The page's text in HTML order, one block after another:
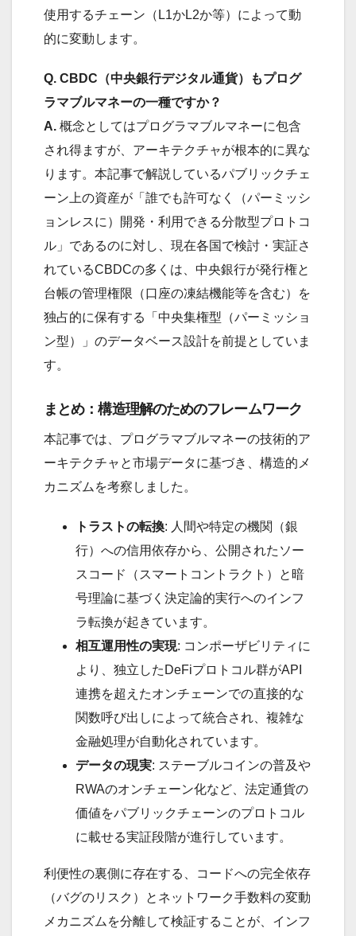
使用するチェーン（L1かL2か等）によって動
的に変動します。
Q. CBDC（中央銀行デジタル通貨）もプログ
ラマブルマネーの一種ですか？
A. 概念としてはプログラマブルマネーに包含
され得ますが、アーキテクチャが根本的に異な
ります。本記事で解説しているパブリックチェ
ーン上の資産が「誰でも許可なく（パーミッシ
ョンレスに）開発・利用できる分散型プロトコ
ル」であるのに対し、現在各国で検討・実証さ
れているCBDCの多くは、中央銀行が発行権と
台帳の管理権限（口座の凍結機能等を含む）を
独占的に保有する「中央集権型（パーミッショ
ン型）」のデータベース設計を前提としていま
す。
まとめ：構造理解のためのフレームワーク
本記事では、プログラマブルマネーの技術的ア
ーキテクチャと市場データに基づき、構造的メ
カニズムを考察しました。
トラストの転換: 人間や特定の機関（銀
行）への信用依存から、公開されたソー
スコード（スマートコントラクト）と暗
号理論に基づく決定論的実行へのインフ
ラ転換が起きています。
相互運用性の実現: コンポーザビリティに
より、独立したDeFiプロトコル群がAPI
連携を超えたオンチェーンでの直接的な
関数呼び出しによって統合され、複雑な
金融処理が自動化されています。
データの現実: ステーブルコインの普及や
RWAのオンチェーン化など、法定通貨の
価値をパブリックチェーンのプロトコル
に載せる実証段階が進行しています。
利便性の裏側に存在する、コードへの完全依存
（バグのリスク）とネットワーク手数料の変動
メカニズムを分離して検証することが、インフ